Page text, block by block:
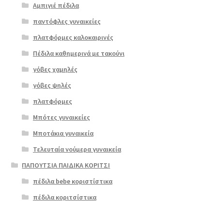
γή
Αμπιγιέ πέδιλα
παντόφλες γυναικείες
πλατφόρμες καλοκαιρινές
Πέδιλα καθημερινά με τακούνι
γόβες χαμηλές
γόβες ψηλές
πλατφόρμες
Μπότες γυναικείες
Μποτάκια γυναικεία
Τελευταία νούμερα γυναικεία
ΠΑΠΟΥΤΣΙΑ ΠΑΙΔΙΚΑ ΚΟΡΙΤΣΙ
πέδιλα bebe κοριστίστικα
πέδιλα κοριτσίστικα